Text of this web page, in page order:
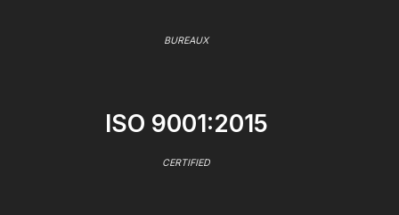
BUREAUX
ISO 9001:2015
CERTIFIED